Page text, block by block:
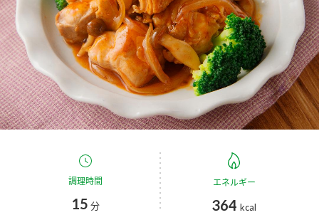
みりん風・料理酒 鍋用調味料
たれ
クイック調味料
商品ブランドサイト
Fibee（ファイビー）
くらしプラ酢
カンタン酢
お酢ドリンク
企業情報
国内事業概要
ミツカングループについて
ミツカンの歴史
環境への取り組み
ニュースリリース
調理時間
15 分
エネルギー
364 kcal